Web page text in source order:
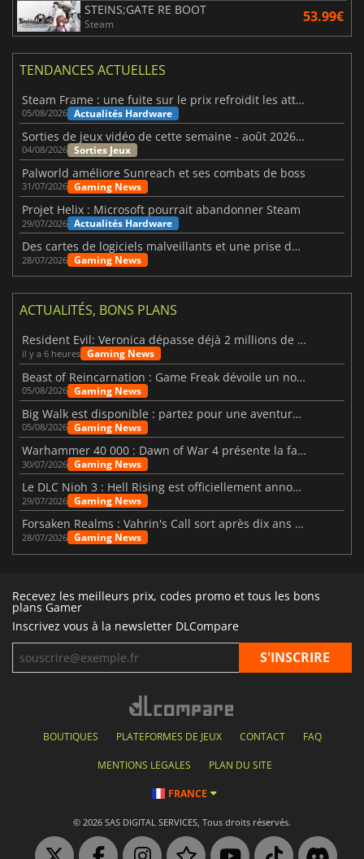
STEINS;GATE RE BOOT
Steam 53.99€
TENDANCES ACTUELLES
Steam Frame : une fuite sur le prix refroidit les attentes VR
05/08/2026 Actualités Hardware
Sorties de jeux vidéo de cette semaine - août 2026 (semaine 32)
04/08/2026 Sorties Jeux
Palworld améliore Sunreach et ses combats de boss
31/07/2026 Gaming News
Projet Helix : Microsoft pourrait abandonner Steam
29/07/2026 Actualités Hardware
Des cartes de logiciels malveillants et une prise de contrôle de Discord ont touché Meccha Chameleon
28/07/2026 Gaming News
ACTUALITÉS, BONS PLANS
Resident Evil: Veronica dépasse déjà 2 millions de wishlists
il y a 6 heures Gaming News
Beast of Reincarnation : Game Freak dévoile un nouveau pari
05/08/2026 Gaming News
Big Walk est disponible : partez pour une aventure entre amis
05/08/2026 Gaming News
Warhammer 40 000 : Dawn of War 4 présente la faction des Nécrons
30/07/2026 Gaming News
Le DLC Nioh 3 : Hell Rising est officiellement annoncé
29/07/2026 Gaming News
Forsaken Realms : Vahrin's Call sort après dix ans de développement
28/07/2026 Gaming News
Recevez les meilleurs prix, codes promo et tous les bons
plans Gamer
Inscrivez vous à la newsletter DLCompare
BOUTIQUES PLATEFORMES DE JEUX CONTACT FAQ
MENTIONS LEGALES PLAN DU SITE
FRANCE
© 2026 SAS DIGITAL SERVICES, Tous droits réservés.